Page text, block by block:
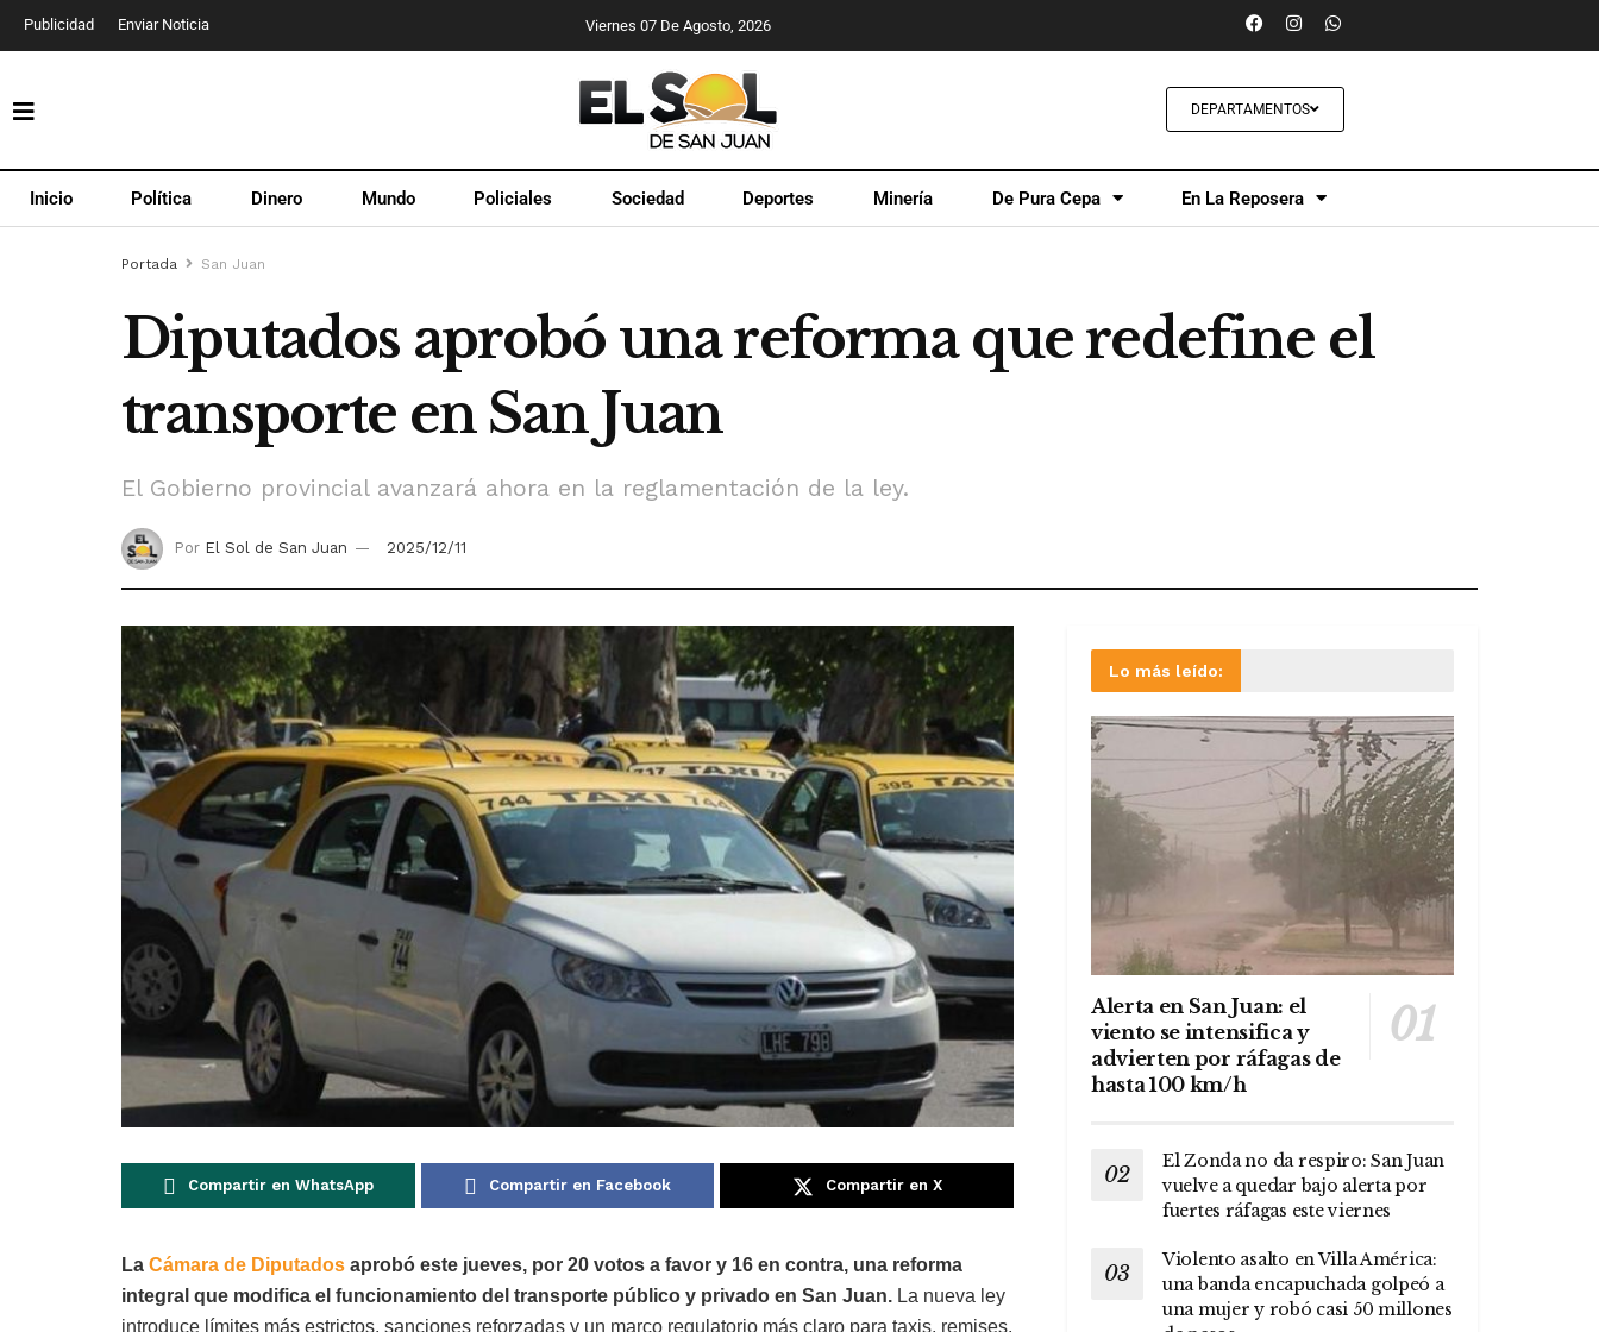
Publicidad Enviar Noticia Viernes 07 De Agosto, 2026
DEPARTAMENTOS
Inicio Política Dinero Mundo Policiales Sociedad Deportes Minería De Pura Cepa En La Reposera
Portada San Juan
Diputados aprobó una reforma que redefine el
transporte en San Juan
El Gobierno provincial avanzará ahora en la reglamentación de la ley.
Por El Sol de San Juan 2025/12/11
Compartir en WhatsApp Compartir en Facebook Compartir en X
La Cámara de Diputados aprobó este jueves, por 20 votos a favor y 16 en contra, una reforma
integral que modifica el funcionamiento del transporte público y privado en San Juan. La nueva ley
introduce límites más estrictos, sanciones reforzadas y un marco regulatorio más claro para taxis, remises,
Lo más leído:
Alerta en San Juan: el
viento se intensifica y
advierten por ráfagas de
hasta 100 km/h
El Zonda no da respiro: San Juan
vuelve a quedar bajo alerta por
fuertes ráfagas este viernes
Violento asalto en Villa América:
una banda encapuchada golpeó a
una mujer y robó casi 50 millones